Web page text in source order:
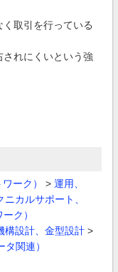
取引を行っている
れにくいという強
ーク） > 運用、
ニカルサポート、
ク）
構設計、金型設計 >
関連）